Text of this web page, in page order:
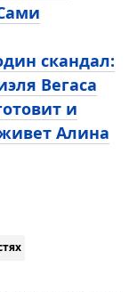
скандал:
Вегаса
и
Алина